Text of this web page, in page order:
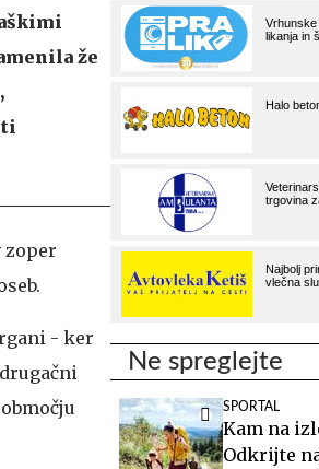
že
zoper
- ker
Ne spreglejte
SPORTAL
Kam na
Odkrijte